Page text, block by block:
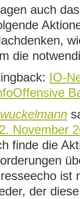
auch
die
IO-
November
finde die
ist
der